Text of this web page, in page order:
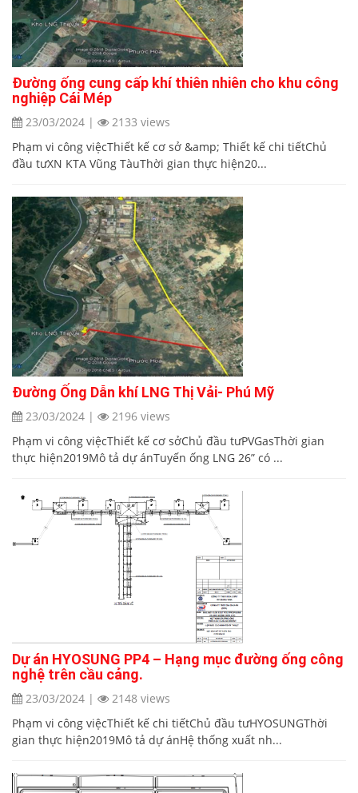
Đường ống cung cấp khí thiên nhiên cho khu công
nghiệp Cái Mép
23/03/2024 |
2133 views
Phạm vi công việcThiết kế cơ sở &amp; Thiết kế chi tiếtChủ
đầu tưXN KTA Vũng TàuThời gian thực hiện20...
Đường Ống Dẫn khí LNG Thị Vải- Phú Mỹ
23/03/2024 |
2196 views
Phạm vi công việcThiết kế cơ sởChủ đầu tưPVGasThời gian
thực hiện2019Mô tả dự ánTuyến ống LNG 26” có ...
Dự án HYOSUNG PP4 – Hạng mục đường ống công
nghệ trên cầu cảng.
23/03/2024 |
2148 views
Phạm vi công việcThiết kế chi tiếtChủ đầu tưHYOSUNGThời
gian thực hiện2019Mô tả dự ánHệ thống xuất nh...